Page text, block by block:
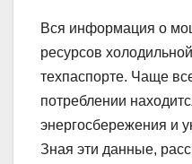
Вся информация о
ресурсов
техпаспорте. Чаще
потреблении
энергосбережения и
Зная эти данные,